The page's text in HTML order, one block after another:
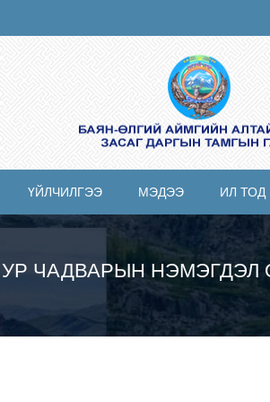
ҮЙЛЧИЛГЭЭ МЭДЭЭ ИЛ ТОД
УР ЧАДВАРЫН НЭМЭГДЭЛ